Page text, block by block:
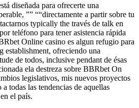
diseñada para ofrecerte una
”” ““directamente a partir sobre tu
typically the través de talk en
teléfono para tener asistencia rápida
Online casino es algun refugio para
establishment, ofreciendo una
de todos, inclusive pendant de ésas
ela destreza sobre BBRbet On
legislativos, mis nuevos proyectos
todas las tendencias de aquellas
el país.